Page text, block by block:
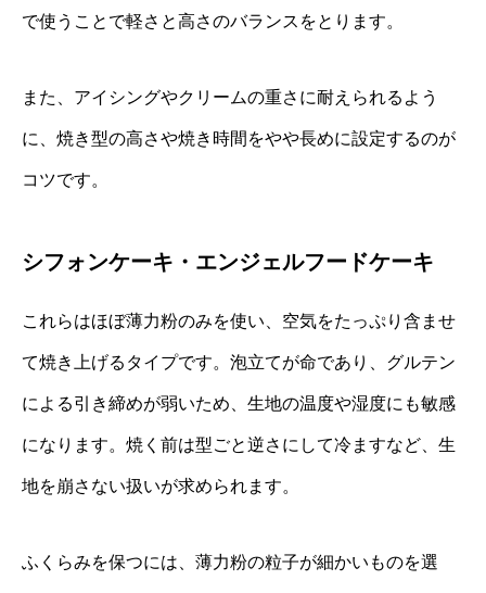
で使うことで軽さと高さのバランスをとります。
また、アイシングやクリームの重さに耐えられるよう
に、焼き型の高さや焼き時間をやや長めに設定するのが
コツです。
シフォンケーキ・エンジェルフードケーキ
これらはほぼ薄力粉のみを使い、空気をたっぷり含ませ
て焼き上げるタイプです。泡立てが命であり、グルテン
による引き締めが弱いため、生地の温度や湿度にも敏感
になります。焼く前は型ごと逆さにして冷ますなど、生
地を崩さない扱いが求められます。
ふくらみを保つには、薄力粉の粒子が細かいものを選